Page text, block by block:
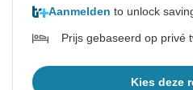
Aanmelden to unlock
Prijs gebaseerd op privé
Kies deze